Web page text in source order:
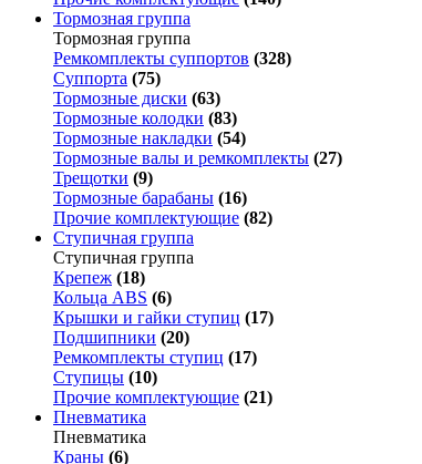
Тормозная группа
Тормозная группа
Ремкомплекты суппортов (328)
Суппорта (75)
Тормозные диски (63)
Тормозные колодки (83)
Тормозные накладки (54)
Тормозные валы и ремкомплекты (27)
Трещотки (9)
Тормозные барабаны (16)
Прочие комплектующие (82)
Ступичная группа
Ступичная группа
Крепеж (18)
Кольца ABS (6)
Крышки и гайки ступиц (17)
Подшипники (20)
Ремкомплекты ступиц (17)
Ступицы (10)
Прочие комплектующие (21)
Пневматика
Пневматика
Краны (6)